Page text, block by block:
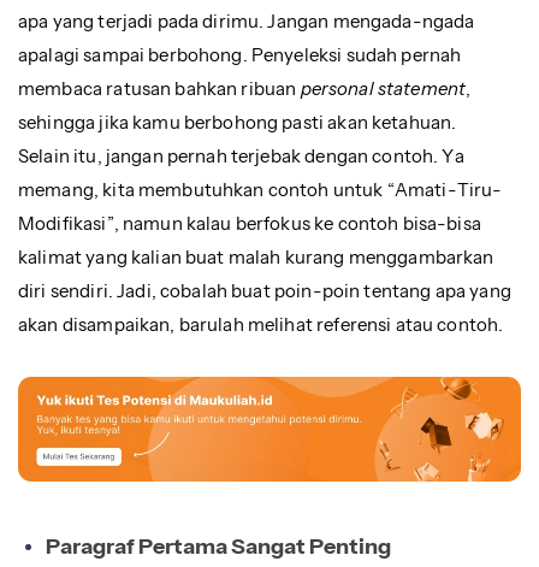
apa yang terjadi pada dirimu. Jangan mengada-ngada
apalagi sampai berbohong. Penyeleksi sudah pernah
membaca ratusan bahkan ribuan personal statement
sehingga jika kamu berbohong pasti akan ketahuan.
Selain itu, jangan pernah terjebak dengan contoh. Ya
memang, kita membutuhkan contoh untuk “Amati-Tiru-
Modifikasi”, namun kalau berfokus ke contoh bisa-bisa
kalimat yang kalian buat malah kurang menggambarkan
diri sendiri. Jadi, cobalah buat poin-poin tentang apa yang
akan disampaikan, barulah melihat referensi atau contoh.
Paragraf Pertama Sangat Penting